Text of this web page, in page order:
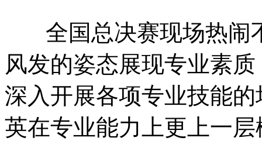
全国总决赛现场热闹
风发的姿态展现专业素
深入开展各项专业技能
英在专业能力上更上一层